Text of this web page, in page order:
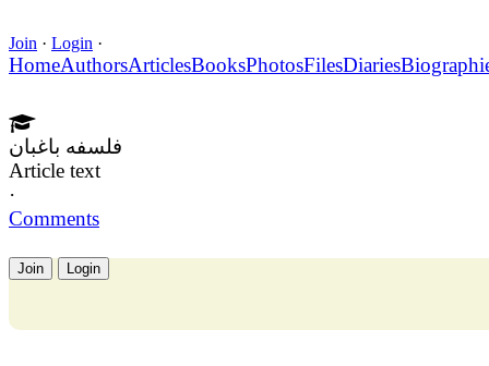
Join · Login ·
HomeAuthorsArticlesBooksPhotosFilesDiaries
فلسفه باغبان
Article text
·
Comments
Join Login